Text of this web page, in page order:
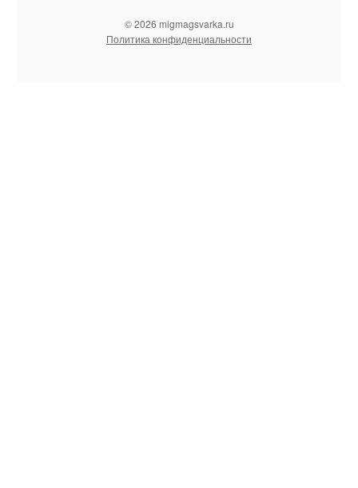
© 2026 migmagsvarka.ru
Политика конфиденциальности